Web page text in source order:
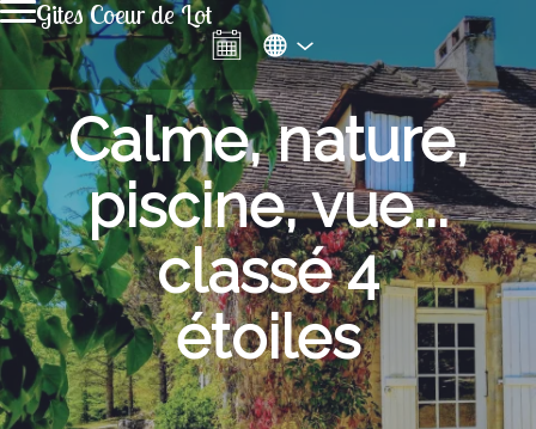
Gites Coeur de Lot
Calme, nature,
piscine, vue...
classé 4
étoiles